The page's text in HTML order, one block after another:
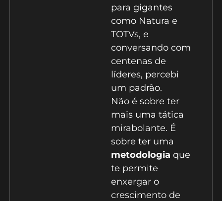
para gigantes
como Natura e
TOTVs, e
conversando com
centenas de
líderes, percebi
um padrão.
Não é sobre ter
mais uma tática
mirabolante. É
sobre ter uma
metodologia que
te permite
enxergar o
crescimento de